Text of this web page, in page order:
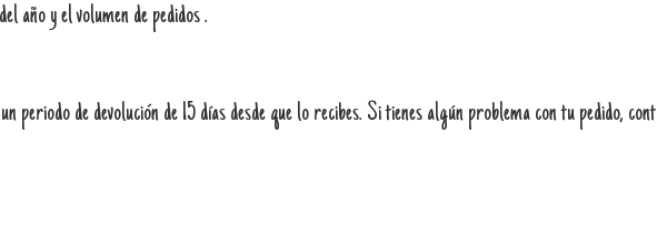
año y el volumen de pedidos .
periodo de devolución de 15 días desde que lo recibes. Si tienes algún problema con tu pedido,